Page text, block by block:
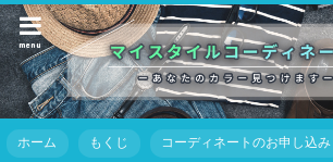
menu
ホーム もくじ コーディネートのお申し込み